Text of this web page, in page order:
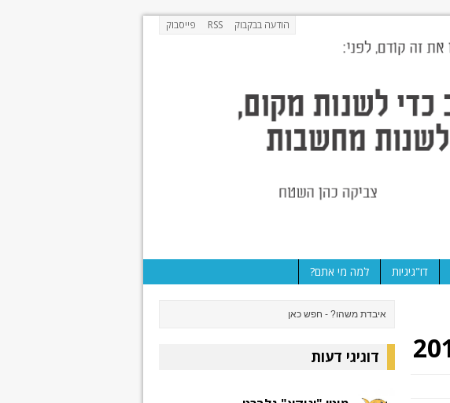
הודעה בבקבוק RSS פייסבוק
דו"גיגיות למה מי אתם?
דוגיגי דעות